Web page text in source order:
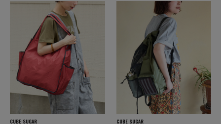
CUBE SUGAR CUBE SUGAR